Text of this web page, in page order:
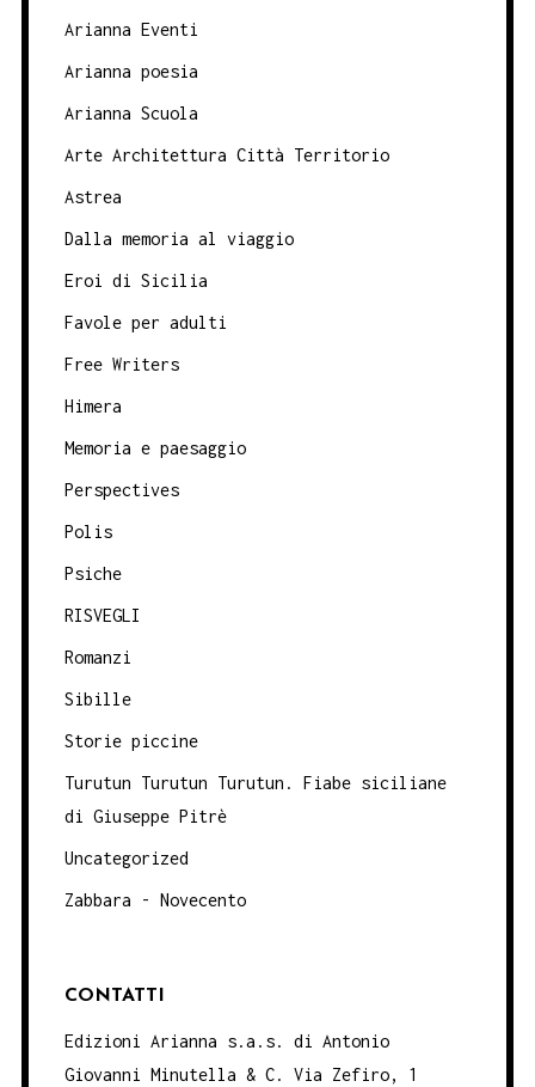
Arianna Eventi
Arianna poesia
Arianna Scuola
Arte Architettura Città Territorio
Astrea
Dalla memoria al viaggio
Eroi di Sicilia
Favole per adulti
Free Writers
Himera
Memoria e paesaggio
Perspectives
Polis
Psiche
RISVEGLI
Romanzi
Sibille
Storie piccine
Turutun Turutun Turutun. Fiabe siciliane
di Giuseppe Pitrè
Uncategorized
Zabbara - Novecento
CONTATTI
Edizioni Arianna s.a.s. di Antonio
Giovanni Minutella & C. Via Zefiro, 1